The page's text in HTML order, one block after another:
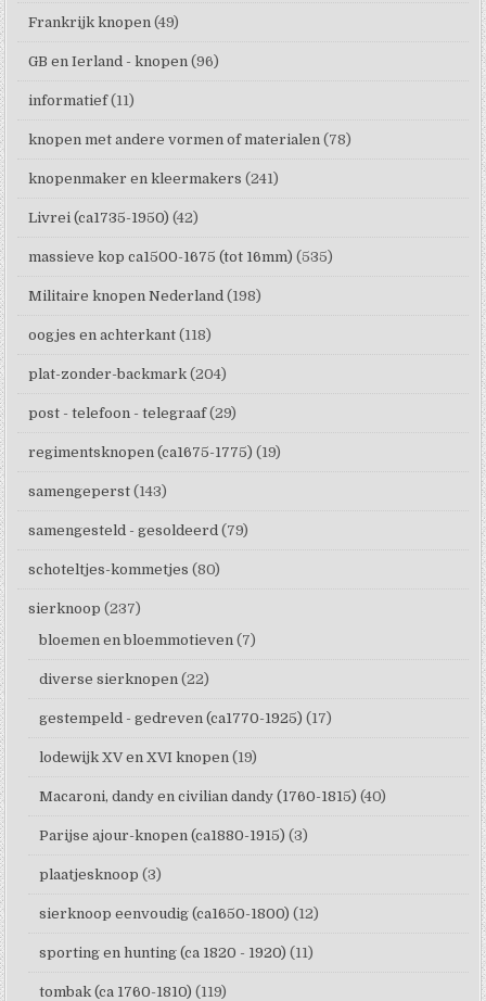
Frankrijk knopen (49)
GB en Ierland - knopen (96)
informatief (11)
knopen met andere vormen of materialen (78)
knopenmaker en kleermakers (241)
Livrei (ca1735-1950) (42)
massieve kop ca1500-1675 (tot 16mm) (535)
Militaire knopen Nederland (198)
oogjes en achterkant (118)
plat-zonder-backmark (204)
post - telefoon - telegraaf (29)
regimentsknopen (ca1675-1775) (19)
samengeperst (143)
samengesteld - gesoldeerd (79)
schoteltjes-kommetjes (80)
sierknoop (237)
bloemen en bloemmotieven (7)
diverse sierknopen (22)
gestempeld - gedreven (ca1770-1925) (17)
lodewijk XV en XVI knopen (19)
Macaroni, dandy en civilian dandy (1760-1815) (40)
Parijse ajour-knopen (ca1880-1915) (3)
plaatjesknoop (3)
sierknoop eenvoudig (ca1650-1800) (12)
sporting en hunting (ca 1820 - 1920) (11)
tombak (ca 1760-1810) (119)